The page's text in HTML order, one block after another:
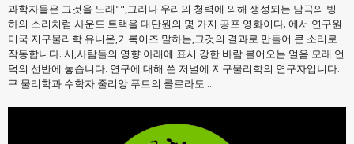
과학자들은 그것을 노래"",그러나 우리의 청력에 의해 생성되는 남극의 빙
하의 소리처럼 사운드 트랙을 대단원의 몇 가지 공포 영화이다. 에서 연구원
미국 지구물리학 유니온,기록이즈 말하는,그것의 결과로 만들어 큰 소리로
작동합니다. 시,사람들의 영향 아래에 표시 강한 바람 불어오는 얼음 모래 언
덕의 선반에 놓습니다. 연구에 대해 쓴 저널에 지구물리학의 연구자입니다.
구 물리학과 수학자 줄리앙 푸트의 콜로라도 ...